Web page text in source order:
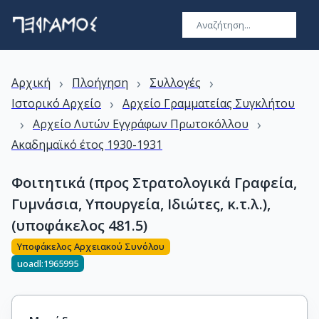
Αρχική › Πλοήγηση › Συλλογές ›
Ιστορικό Αρχείο › Αρχείο Γραμματείας Συγκλήτου
› Αρχείο Λυτών Εγγράφων Πρωτοκόλλου ›
Ακαδημαϊκό έτος 1930-1931
Φοιτητικά (προς Στρατολογικά Γραφεία,
Γυμνάσια, Υπουργεία, Ιδιώτες, κ.τ.λ.),
(υποφάκελος 481.5)
Υποφάκελος Αρχειακού Συνόλου
uoadl:1965995